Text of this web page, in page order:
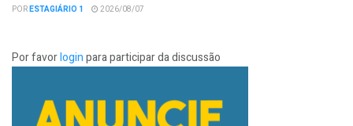
PORESTAGIÁRIO 1 2026/08/07
Por favorloginpara participar da discussão